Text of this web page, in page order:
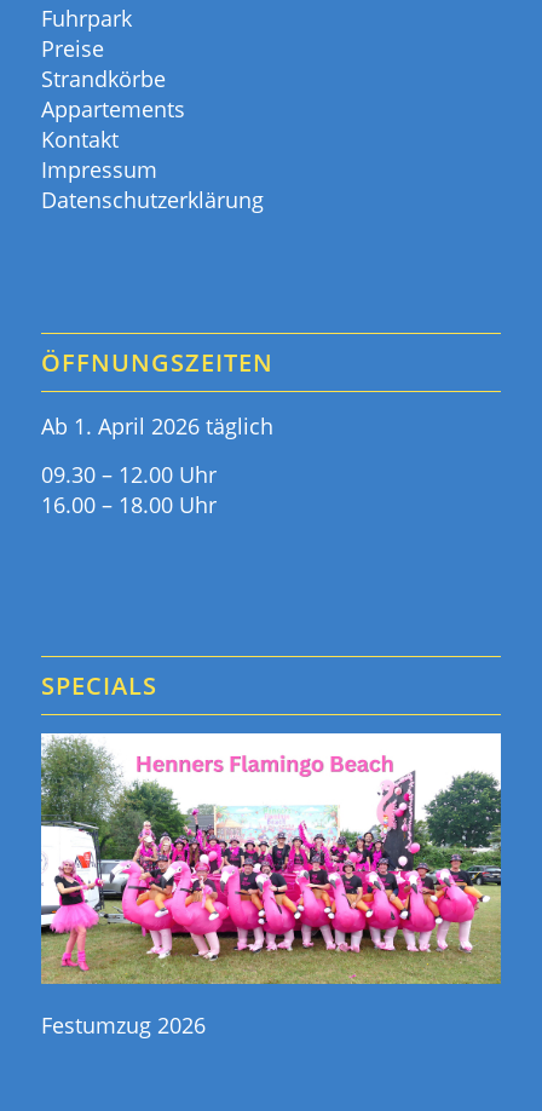
Fuhrpark
Preise
Strandkörbe
Appartements
Kontakt
Impressum
Datenschutzerklärung
ÖFFNUNGSZEITEN
Ab 1. April 2026 täglich
09.30 – 12.00 Uhr
16.00 – 18.00 Uhr
SPECIALS
Festumzug 2026